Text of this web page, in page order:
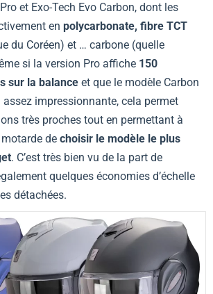
et Exo-Tech Evo Carbon, dont les
en polycarbonate, fibre TCT
du Coréen) et … carbone (quelle
si la version Pro affiche 150
sur la balance et que le modèle Carbon
impressionnante, cela permet
très proches tout en permettant à
de choisir le modèle le plus
. C’est très bien vu de la part de
quelques économies d’échelle
détachées.